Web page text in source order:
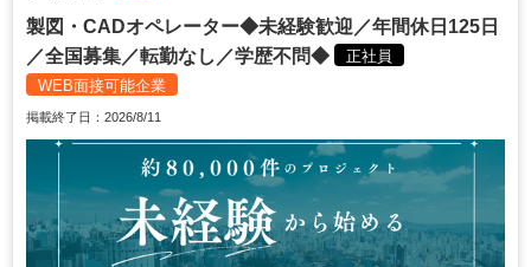
製図・CADオペレーター◆未経験歓迎／年間休日125日
／全国募集／転勤なし／学歴不問◆
正社員
WEB面接可能企業
掲載終了日：2026/8/11